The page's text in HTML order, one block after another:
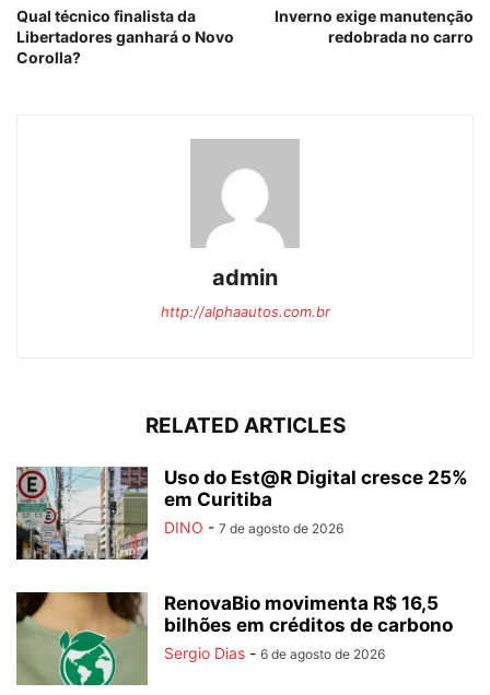
Qual técnico finalista da
Libertadores ganhará o Novo
Corolla?
Inverno exige manutenção
redobrada no carro
admin
http://alphaautos.com.br
RELATED ARTICLES
Uso do Est@R Digital cresce 25%
em Curitiba
DINO - 7 de agosto de 2026
RenovaBio movimenta R$ 16,5
bilhões em créditos de carbono
Sergio Dias - 6 de agosto de 2026